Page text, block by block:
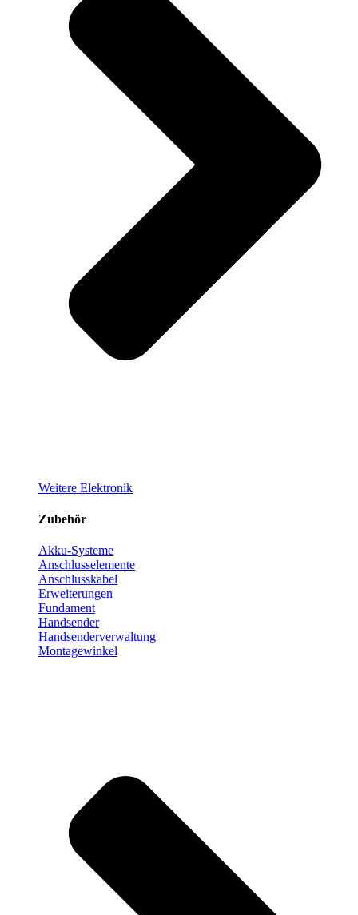
Weitere Elektronik
Zubehör
Akku-Systeme
Anschlusselemente
Anschlusskabel
Erweiterungen
Fundament
Handsender
Handsenderverwaltung
Montagewinkel